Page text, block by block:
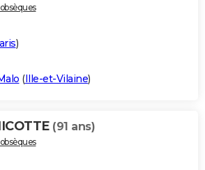
)
(Ille-et-Vilaine)
(91 ans)